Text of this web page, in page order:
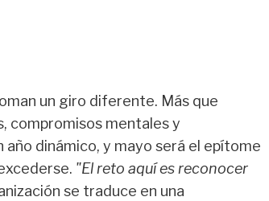
un giro diferente. Más que
compromisos mentales y
dinámico, y mayo será el epítome
"El reto aquí es reconocer
se traduce en una